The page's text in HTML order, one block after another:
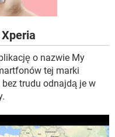
o nazwie My
tej marki
trudu odnajdą je w